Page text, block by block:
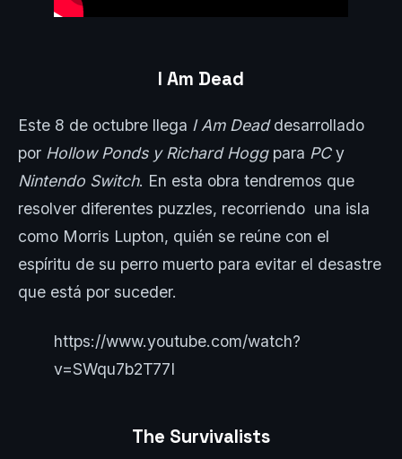
I Am Dead
Este 8 de octubre llega I Am Deaddesarrollado
por Hollow Ponds y Richard Hogg para PCy
Nintendo Switch. En esta obra tendremos que
resolver diferentes puzzles, recorriendo una isla
como Morris Lupton, quién se reúne con el
espíritu de su perro muerto para evitar el desastre
que está por suceder.
https://www.youtube.com/watch?
v=SWqu7b2T77I
The Survivalists